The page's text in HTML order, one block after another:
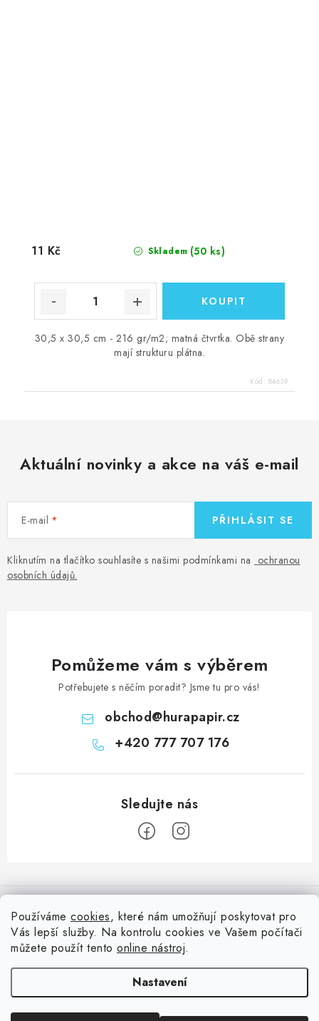
Používáme cookies, které nám umožňují poskytovat pro
Vás lepší služby. Na kontrolu cookies ve Vašem počítači
můžete použít tento online nástroj.
Nastavení
Skladem (50 ks)
11 Kč
30,5 x 30,5 cm - 216 gr/m2; matná čtvrtka. Obě strany
mají strukturu plátna.
Kód: 84639
Aktuální novinky a akce na váš e-mail
E-mail
Kliknutím na tlačítko souhlasíte s našimi podmínkami na ochranou
osobních údajů.
PŘIHLÁSIT SE
Pomůžeme vám s výběrem
Potřebujete s něčím poradit? Jsme tu pro vás!
obchod@hurapapir.cz
+420 777 707 176
á
Doprava
Oblíbené ♥️
Nepřehlédněte
Blog s nápady a návody
Slovník pojmů, české návody